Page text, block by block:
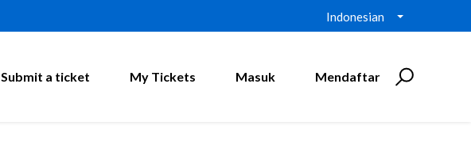
Indonesian
Submit a ticket My Tickets Masuk Mendaftar